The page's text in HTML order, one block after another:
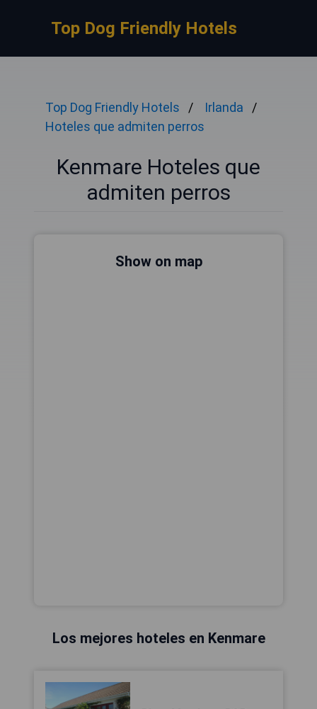
Top Dog Friendly Hotels
Top Dog Friendly Hotels
Irlanda
Hoteles que admiten perros
Kenmare Hoteles que
admiten perros
Show on map
Los mejores hoteles en Kenmare